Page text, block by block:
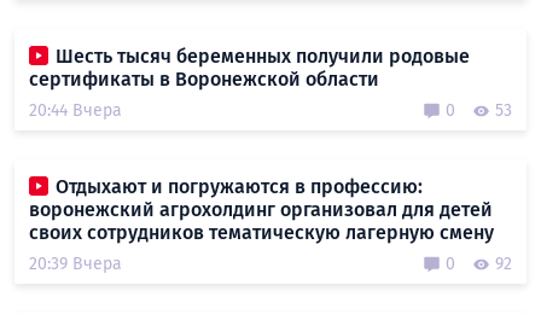
Шесть тысяч беременных получили родовые
сертификаты в Воронежской области
20:44 Вчера 0 53
Отдыхают и погружаются в профессию:
воронежский агрохолдинг организовал для детей
своих сотрудников тематическую лагерную смену
20:39 Вчера 0 92